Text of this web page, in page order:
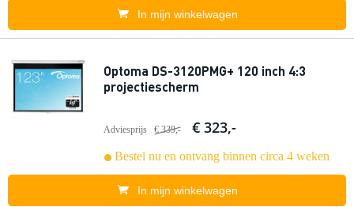
In mijn winkelwagen
Optoma DS-3120PMG+ 120 inch 4:3
projectiescherm
Adviesprijs € 339,- € 323,-
Bestel nu en ontvang binnen circa 4 weken
In mijn winkelwagen